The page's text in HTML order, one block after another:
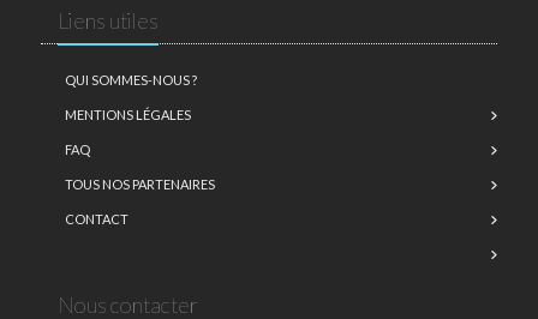
Liens utiles
QUI SOMMES-NOUS ?
MENTIONS LÉGALES
FAQ
TOUS NOS PARTENAIRES
CONTACT
Nous contacter